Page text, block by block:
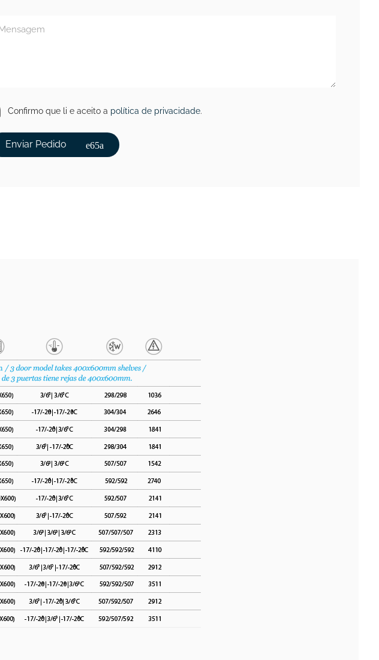
Confirmo que li e aceito a política de privacidade.
Enviar Pedido